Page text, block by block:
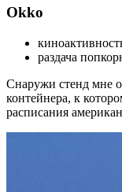
Okko
раздача
Снаружи стенд мне
контейнера, к
расписания